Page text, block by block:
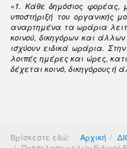
«1. Κάθε δημόσιος φορέας,
υποστήριξή του οργανικής
αναρτημένα τα ωράρια
κοινού, δικηγόρων και
ισχύουν ειδικά ωράρια.
λοιπές ημέρες και ώρες,
δέχεται κοινό, δικηγόρους ή
Βρίσκεστε εδώ: Αρχική